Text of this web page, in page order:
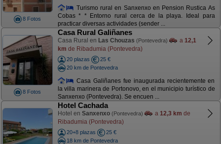
8 Fotos
Turismo rural en Sanxenxo en Pension Rustica As
Cobas * * Entorno rural cerca de la playa. Ideal para
practicar diversas actividades (sender ...
8 Fotos
Casa Rural Galiñanes
Casa Rural en Las Chouzas (Pontevedra) a 12,1
km de Ribadumia (Pontevedra)
20 plazas
25 €
20 km de Pontevedra
Casa Galiñanes fue inaugurada recientemente en
la villa marinera de Portonovo, en el municipio turístico de
Sanxenxo (Pontevedra). Se encuen ...
Hotel Cachada
Hotel en Sanxenxo (Pontevedra) a 12,3 km de
Ribadumia (Pontevedra)
20+8 plazas
25 €
18 km de Pontevedra